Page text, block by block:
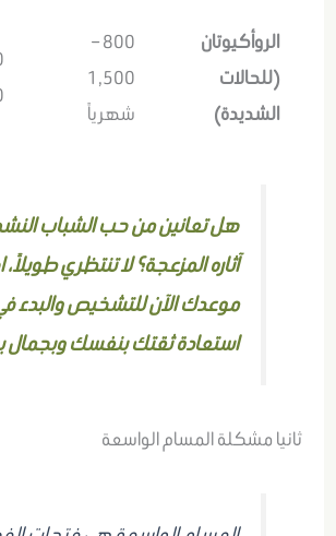
الروأكيوتان
(للحالات
الشديدة)
800 –
1,500
شهرياً
هل تعانين من حب الشباب
آثاره المزعجة؟ لا تنتظري
موعدك الآن للتشخيص والبدء
استعادة ثقتك بنفسك وبجمال
ثانيا مشكلة المسام الواسعة